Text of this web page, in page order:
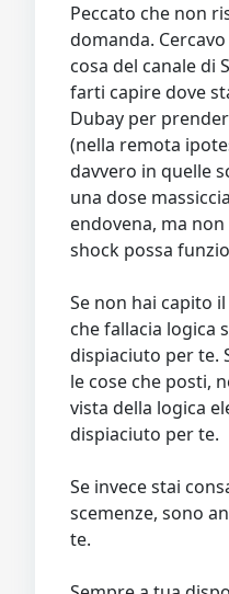
Peccato che non
domanda.
cosa del canale di
farti capire dove
Dubay per
(nella remota
davvero in quelle
una dose
endovena, ma
shock possa
Se non hai capito
che fallacia logica
dispiaciuto per te.
le cose che posti,
vista della logica
dispiaciuto per te.
Se invece stai
scemenze, sono
te.